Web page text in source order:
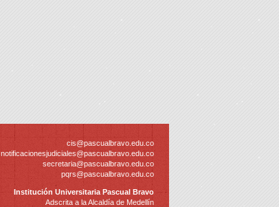
cis@pascualbravo.edu.co
notificacionesjudiciales@pascualbravo.edu.co
secretaria@pascualbravo.edu.co
pqrs@pascualbravo.edu.co
Institución Universitaria Pascual Bravo
Adscrita a la Alcaldía de Medellín